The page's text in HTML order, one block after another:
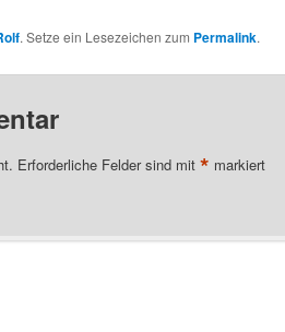
. Setze ein Lesezeichen zum Permalink.
Erforderliche Felder sind mit * markiert